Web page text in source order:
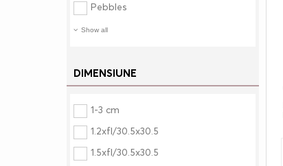
Pebbles
Show all
DIMENSIUNE
1-3 cm
1.2xfl/30.5x30.5
1.5xfl/30.5x30.5